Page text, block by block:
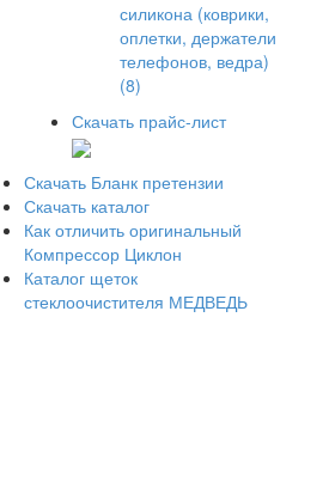
силикона (коврики,
оплетки, держатели
телефонов, ведра)
(8)
Скачать прайс-лист
Скачать Бланк претензии
Скачать каталог
Как отличить оригинальный
Компрессор Циклон
Каталог щеток
стеклоочистителя МЕДВЕДЬ